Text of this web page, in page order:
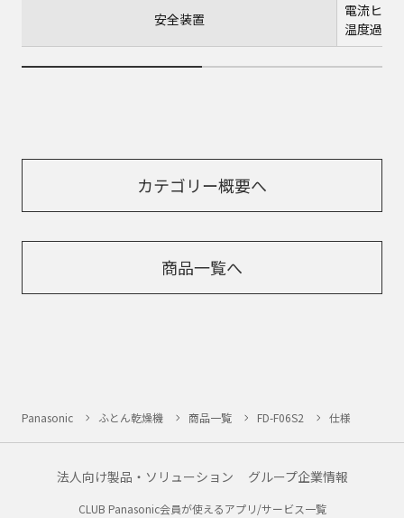
安全装置
電流ヒュ
温度過上
カテゴリー概要へ
商品一覧へ
Panasonic ふとん乾燥機 商品一覧 FD-F06S2 仕様
法人向け製品・ソリューション グループ企業情報
CLUB Panasonic会員が使えるアプリ/サービス一覧